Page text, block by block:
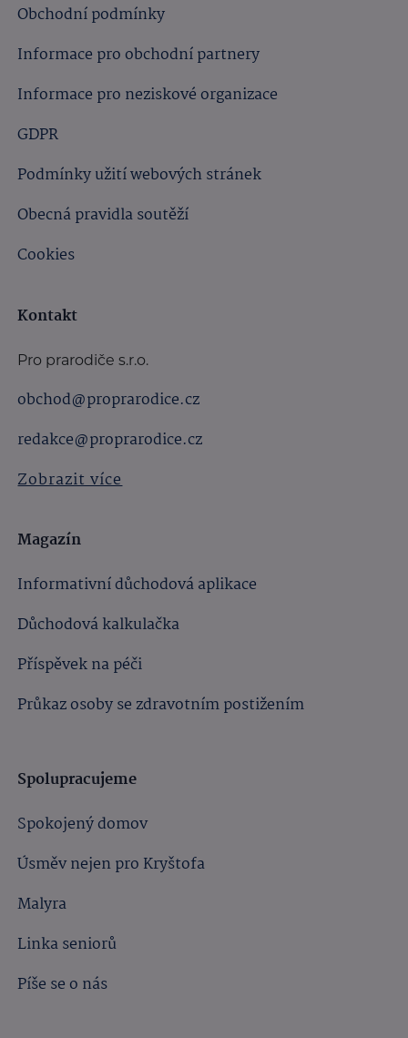
Obchodní podmínky
Informace pro obchodní partnery
Informace pro neziskové organizace
GDPR
Podmínky užití webových stránek
Obecná pravidla soutěží
Cookies
Kontakt
Pro prarodiče s.r.o.
obchod@proprarodice.cz
redakce@proprarodice.cz
Zobrazit více
Magazín
Informativní důchodová aplikace
Důchodová kalkulačka
Příspěvek na péči
Průkaz osoby se zdravotním postižením
Spolupracujeme
Spokojený domov
Úsměv nejen pro Kryštofa
Malyra
Linka seniorů
Píše se o nás